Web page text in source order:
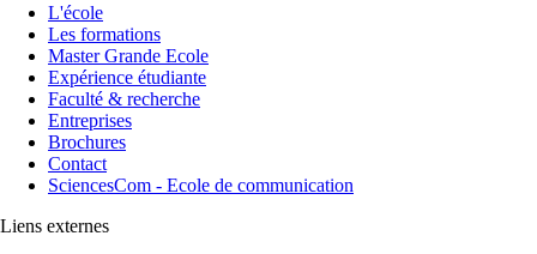
L'école
Les formations
Master Grande Ecole
Expérience étudiante
Faculté & recherche
Entreprises
Brochures
Contact
SciencesCom - Ecole de communication
Liens externes